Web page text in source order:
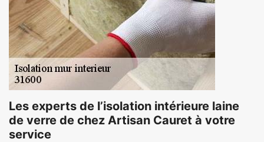
Les experts de l’isolation intérieure laine
de verre de chez Artisan Cauret à votre
service